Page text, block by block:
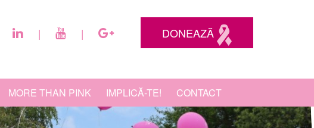
| | DONEAZĂ
MORE THAN PINK IMPLICĂ-TE! CONTACT